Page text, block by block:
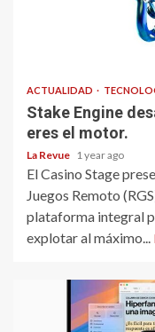
ACTUALIDAD
Stake Engine
eres el motor.
La Revue 1 year ago
El Casino Stage
Juegos Remoto
plataforma integral
explotar al máximo...